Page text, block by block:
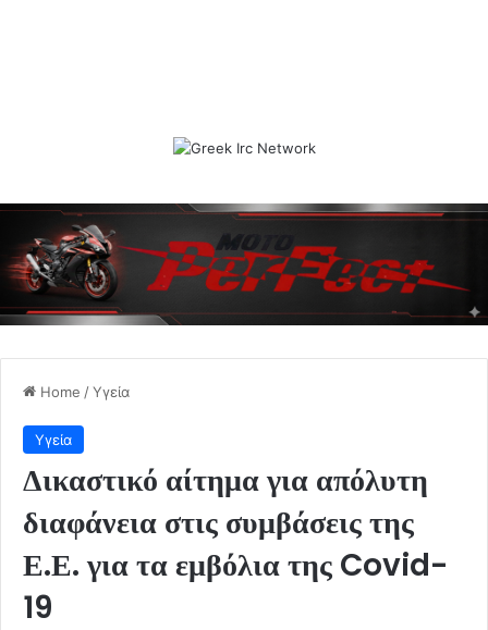
Home /Υγεία
Υγεία
Δικαστικό αίτημα για απόλυτη
διαφάνεια στις συμβάσεις της
Ε.Ε. για τα εμβόλια της Covid-
19